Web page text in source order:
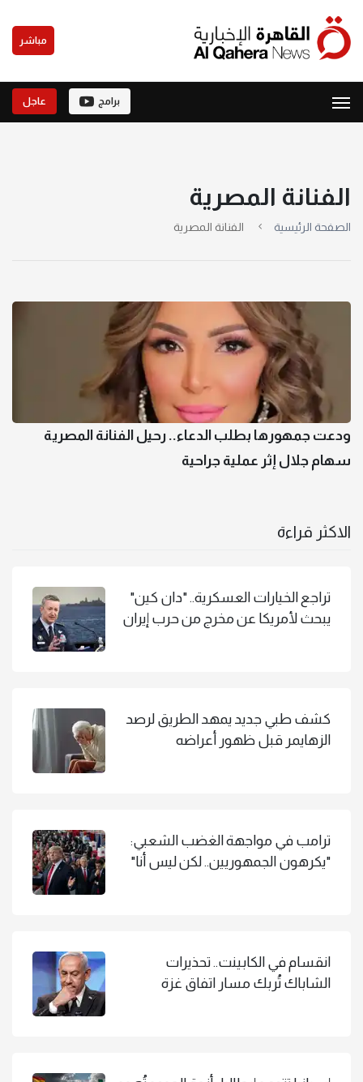
مباشر
برامج عاجل
الفنانة المصرية
الصفحة الرئيسية الفنانة المصرية
ودعت جمهورها بطلب الدعاء.. رحيل الفنانة المصرية
سهام جلال إثر عملية جراحية
الاكثر قراءة
تراجع الخيارات العسكرية.. "دان كين"
يبحث لأمريكا عن مخرج من حرب إيران
كشف طبي جديد يمهد الطريق لرصد
الزهايمر قبل ظهور أعراضه
ترامب في مواجهة الغضب الشعبي:
"يكرهون الجمهوريين.. لكن ليس أنا"
انقسام في الكابينت.. تحذيرات
الشاباك تُربك مسار اتفاق غزة